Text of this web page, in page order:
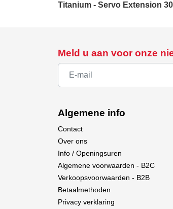
Titanium - Servo Extension
Meld u aan voor onze
Algemene info
Contact
Over ons
Info / Openingsuren
Algemene voorwaarden - B2C
Verkoopsvoorwaarden - B2B
Betaalmethoden
Privacy verklaring